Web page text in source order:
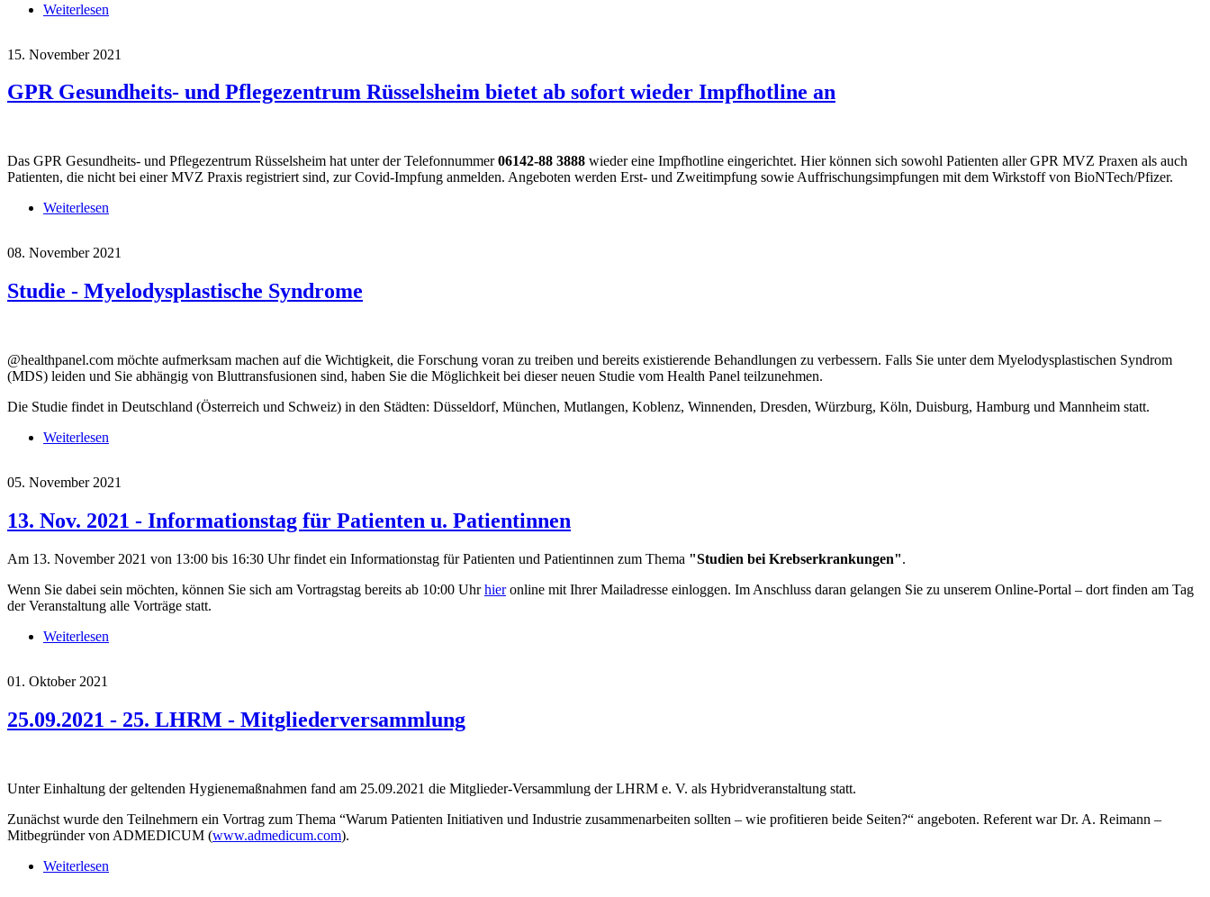
Weiterlesen
15. November 2021
GPR Gesundheits- und Pflegezentrum Rüsselsheim bietet ab sofort wieder Impfhotline an
Das GPR Gesundheits- und Pflegezentrum Rüsselsheim hat unter der Telefonnummer06142-88 3888 wieder eine Impfhotline eingerichtet. Hier können sich sowohl Patienten aller GPR MVZ Praxen als auch
Patienten, die nicht bei einer MVZ Praxis registriert sind, zur Covid-Impfung anmelden. Angeboten werden Erst- und Zweitimpfung sowie Auffrischungsimpfungen mit dem Wirkstoff von BioNTech/Pfizer.
Weiterlesen
08. November 2021
Studie - Myelodysplastische Syndrome
@healthpanel.com möchte aufmerksam machen auf die Wichtigkeit, die Forschung voran zu treiben und bereits existierende Behandlungen zu verbessern. Falls Sie unter dem Myelodysplastischen Syndrom
(MDS) leiden und Sie abhängig von Bluttransfusionen sind, haben Sie die Möglichkeit bei dieser neuen Studie vom Health Panel teilzunehmen.
Die Studie findet in Deutschland (Österreich und Schweiz) in den Städten: Düsseldorf, München, Mutlangen, Koblenz, Winnenden, Dresden, Würzburg, Köln, Duisburg, Hamburg und Mannheim statt.
Weiterlesen
05. November 2021
13. Nov. 2021 - Informationstag für Patienten u. Patientinnen
Am 13. November 2021 von 13:00 bis 16:30 Uhr findet ein Informationstag für Patienten und Patientinnen zum Thema "Studien bei Krebserkrankungen".
Wenn Sie dabei sein möchten, können Sie sich am Vortragstag bereits ab 10:00 Uhrhieronline mit Ihrer Mailadresse einloggen. Im Anschluss daran gelangen Sie zu unserem Online-Portal – dort finden am Tag
der Veranstaltung alle Vorträge statt.
Weiterlesen
01. Oktober 2021
25.09.2021 - 25. LHRM - Mitgliederversammlung
Unter Einhaltung der geltenden Hygienemaßnahmen fand am 25.09.2021 die Mitglieder-Versammlung der LHRM e. V. als Hybridveranstaltung statt.
Zunächst wurde den Teilnehmern ein Vortrag zum Thema “Warum Patienten Initiativen und Industrie zusammenarbeiten sollten – wie profitieren beide Seiten?“ angeboten. Referent war Dr. A. Reimann –
Mitbegründer von ADMEDICUM (www.admedicum.com).
Weiterlesen